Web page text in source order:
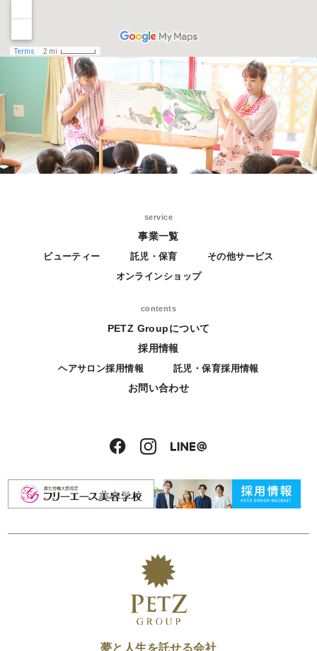
service
事業一覧
ビューティー 託児・保育
その他サービス
オンラインショップ
contents
PETZ Groupについて
採用情報
ヘアサロン採用情報 託児・保育採用情報
お問い合わせ
夢と人生を託せる会社